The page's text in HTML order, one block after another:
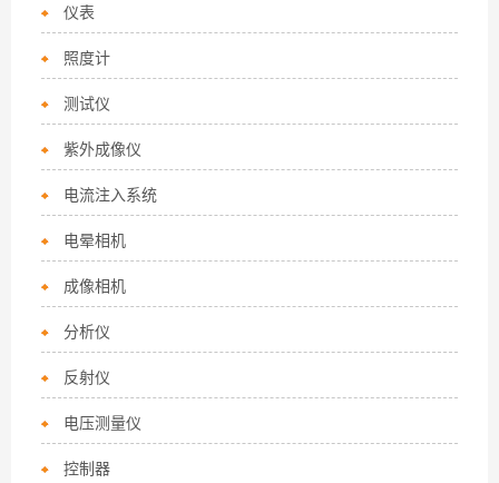
仪表
照度计
测试仪
紫外成像仪
电流注入系统
电晕相机
成像相机
分析仪
反射仪
电压测量仪
控制器